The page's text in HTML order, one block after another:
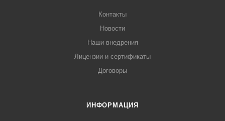
Контакты
Новости
Наши внедрения
Лицензии и сертификаты
Договоры
ИНФОРМАЦИЯ